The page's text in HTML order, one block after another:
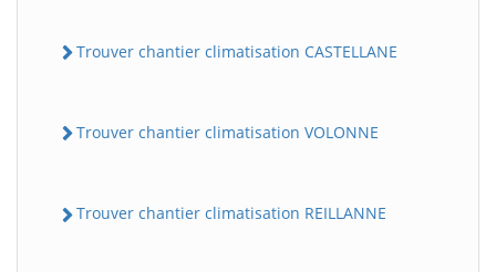
Trouver chantier climatisation CASTELLANE
Trouver chantier climatisation VOLONNE
Trouver chantier climatisation REILLANNE